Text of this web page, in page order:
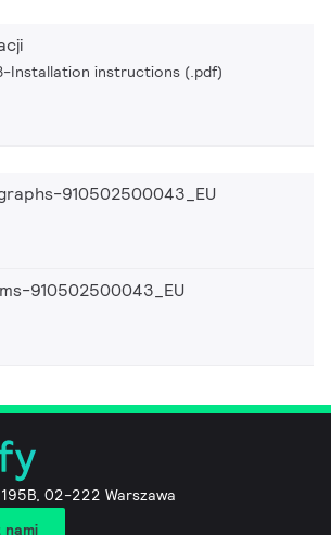
Installation instructions (.pdf)
910502500043_EU
910502500043_EU
02-222 Warszawa
nami